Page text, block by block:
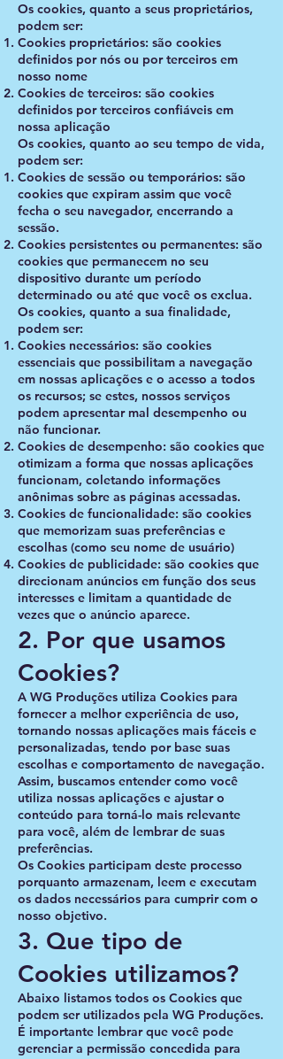
Os cookies, quanto a seus proprietários,
podem ser:
Cookies proprietários: são cookies
definidos por nós ou por terceiros em
nosso nome
Cookies de terceiros: são cookies
definidos por terceiros confiáveis em
nossa aplicação
Os cookies, quanto ao seu tempo de vida,
podem ser:
Cookies de sessão ou temporários: são
cookies que expiram assim que você
fecha o seu navegador, encerrando a
sessão.
Cookies persistentes ou permanentes: são
cookies que permanecem no seu
dispositivo durante um período
determinado ou até que você os exclua.
Os cookies, quanto a sua finalidade,
podem ser:
Cookies necessários: são cookies
essenciais que possibilitam a navegação
em nossas aplicações e o acesso a todos
os recursos; se estes, nossos serviços
podem apresentar mal desempenho ou
não funcionar.
Cookies de desempenho: são cookies que
otimizam a forma que nossas aplicações
funcionam, coletando informações
anônimas sobre as páginas acessadas.
Cookies de funcionalidade: são cookies
que memorizam suas preferências e
escolhas (como seu nome de usuário)
Cookies de publicidade: são cookies que
direcionam anúncios em função dos seus
interesses e limitam a quantidade de
vezes que o anúncio aparece.
2. Por que usamos
Cookies?
A WG Produções utiliza Cookies para
fornecer a melhor experiência de uso,
tornando nossas aplicações mais fáceis e
personalizadas, tendo por base suas
escolhas e comportamento de navegação.
Assim, buscamos entender como você
utiliza nossas aplicações e ajustar o
conteúdo para torná-lo mais relevante
para você, além de lembrar de suas
preferências.
Os Cookies participam deste processo
porquanto armazenam, leem e executam
os dados necessários para cumprir com o
nosso objetivo.
3. Que tipo de
Cookies utilizamos?
Abaixo listamos todos os Cookies que
podem ser utilizados pela WG Produções.
É importante lembrar que você pode
gerenciar a permissão concedida para